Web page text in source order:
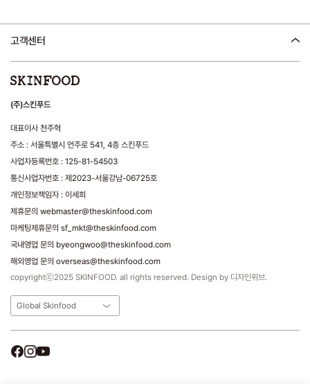
고객센터
(주)스킨푸드
대표이사 천주혁
주소 : 서울특별시 언주로 541, 4층 스킨푸드
사업자등록번호 : 125-81-54503
통신사업자번호 : 제2023-서울강남-06725호
개인정보책임자 : 이세희
제휴문의 webmaster@theskinfood.com
마케팅제휴문의 sf_mkt@theskinfood.com
국내영업 문의 byeongwoo@theskinfood.com
해외영업 문의 overseas@theskinfood.com
copyrightⓒ2025 SKINFOOD. all rights reserved. Design by 디자인위브.
Global Skinfood